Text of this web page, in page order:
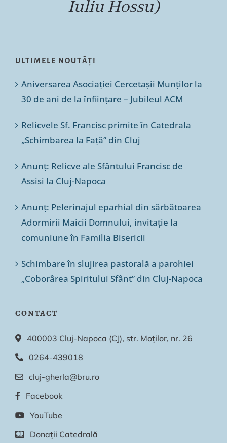
Iuliu Hossu)
ULTIMELE NOUTĂȚI
Aniversarea Asociației Cercetașii Munților la
30 de ani de la înființare – Jubileul ACM
Relicvele Sf. Francisc primite în Catedrala
„Schimbarea la Față” din Cluj
Anunț: Relicve ale Sfântului Francisc de
Assisi la Cluj-Napoca
Anunț: Pelerinajul eparhial din sărbătoarea
Adormirii Maicii Domnului, invitație la
comuniune în Familia Bisericii
Schimbare în slujirea pastorală a parohiei
„Coborârea Spiritului Sfânt” din Cluj-Napoca
CONTACT
400003 Cluj-Napoca (CJ), str. Moților, nr. 26
0264-439018
cluj-gherla@bru.ro
Facebook
YouTube
Donații Catedrală